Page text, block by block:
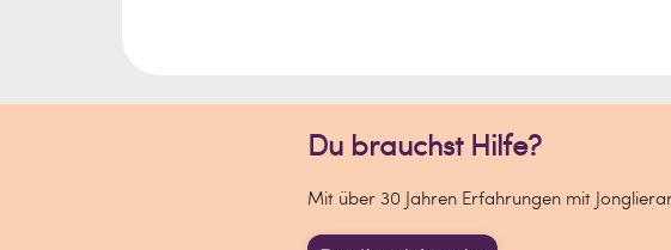
Ballaballa - Spielwaren und Freizeitsport GmbH
Du brauchst Hilfe?
Mit über 30 Jahren Erfahrungen mit